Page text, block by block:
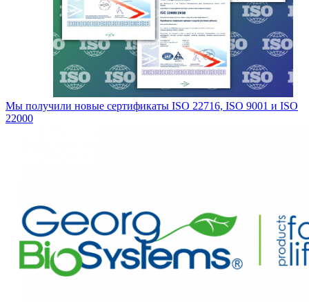
Мы получили новые сертификаты ISO 22716, ISO 9001 и ISO
22000